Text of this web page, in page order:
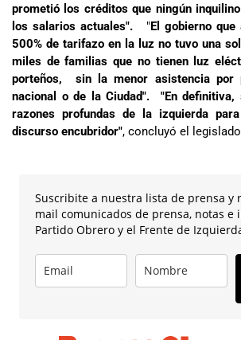
prometió los créditos que ningún
los salarios actuales".
" El gobierno
500% de tarifazo en la luz no tuvo una
miles de familias que no tienen luz
porteños, sin la menor asistencia por
nacional o de la Ciudad". "En definitiva,
razones profundas de la izquierda
discurso encubridor", concluyó el
Suscribite a nuestra lista de prensa y
mail comunicados de prensa, notas e
Partido Obrero y el Frente de